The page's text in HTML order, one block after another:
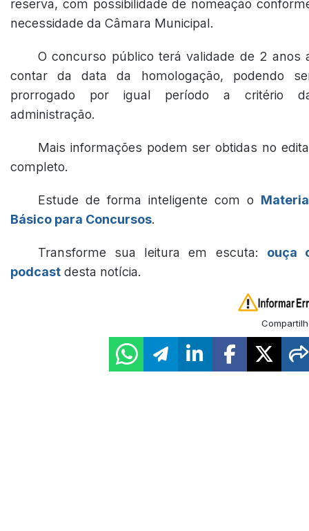
reserva, com possibilidade de nomeação
necessidade da Câmara Municipal.
O concurso público terá validade de 2 anos
contar da data da homologação, podendo
prorrogado por igual período a critério
administração.
Mais informações podem ser obtidas no
completo.
Estude de forma inteligente com o
Básico para Concursos.
Transforme sua leitura em escuta: ouça
podcast desta notícia.